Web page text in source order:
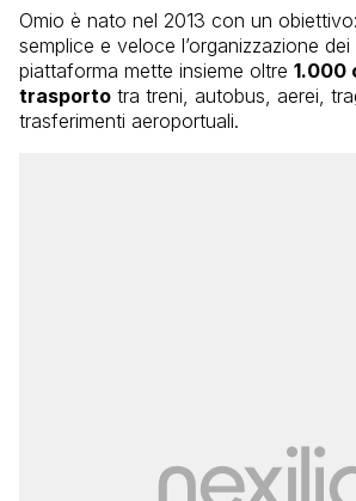
Omio è nato nel 2013 con un
semplice e veloce l’organizzazione dei
piattaforma mette insieme oltre 1.000
trasporto tra treni, autobus, aerei,
trasferimenti aeroportuali.